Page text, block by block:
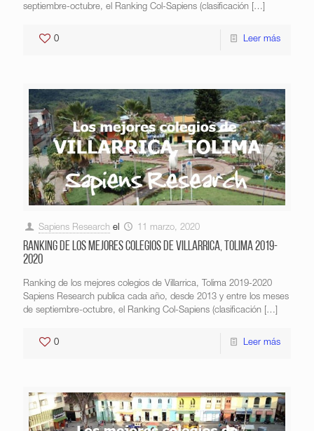
septiembre-octubre, el Ranking Col-Sapiens (clasificación […]
0 Leer más
Sapiens Research el 11 marzo, 2020
Ranking de los mejores colegios de Villarrica, Tolima 2019-
2020
Ranking de los mejores colegios de Villarrica, Tolima 2019-2020
Sapiens Research publica cada año, desde 2013 y entre los meses
de septiembre-octubre, el Ranking Col-Sapiens (clasificación […]
0 Leer más